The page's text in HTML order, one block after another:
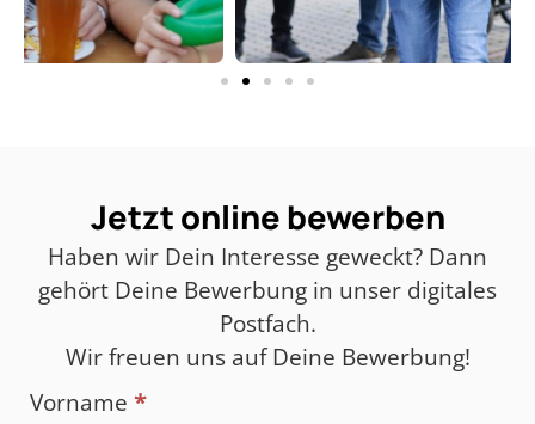
Jetzt online bewerben
Haben wir Dein Interesse geweckt? Dann
gehört Deine Bewerbung in unser digitales
Postfach.
Wir freuen uns auf Deine Bewerbung!
Bewerbungsformular
Vorname *